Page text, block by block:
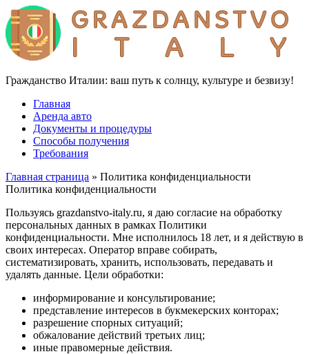
Гражданство Италии: ваш путь к солнцу, культуре и безвизу!
Главная
Аренда авто
Документы и процедуры
Способы получения
Требования
Главная страница » Политика конфиденциальности
Политика конфиденциальности
Пользуясь grazdanstvo-italy.ru, я даю согласие на обработку
персональных данных в рамках Политики
конфиденциальности. Мне исполнилось 18 лет, и я действую в
своих интересах. Оператор вправе собирать,
систематизировать, хранить, использовать, передавать и
удалять данные. Цели обработки:
информирование и консультирование;
представление интересов в букмекерских конторах;
разрешение спорных ситуаций;
обжалование действий третьих лиц;
иные правомерные действия.